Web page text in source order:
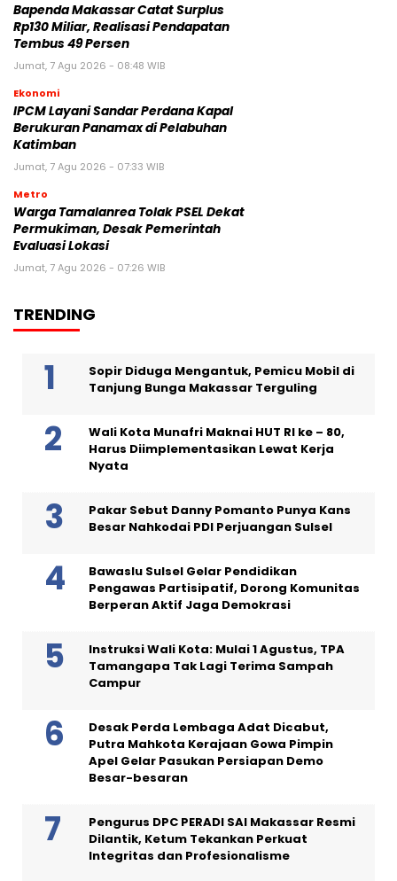
Bapenda Makassar Catat Surplus
Rp130 Miliar, Realisasi Pendapatan
Tembus 49 Persen
Jumat, 7 Agu 2026 - 08:48 WIB
Ekonomi
IPCM Layani Sandar Perdana Kapal
Berukuran Panamax di Pelabuhan
Katimban
Jumat, 7 Agu 2026 - 07:33 WIB
Metro
Warga Tamalanrea Tolak PSEL Dekat
Permukiman, Desak Pemerintah
Evaluasi Lokasi
Jumat, 7 Agu 2026 - 07:26 WIB
TRENDING
Sopir Diduga Mengantuk, Pemicu Mobil di
Tanjung Bunga Makassar Terguling
Wali Kota Munafri Maknai HUT RI ke – 80,
Harus Diimplementasikan Lewat Kerja
Nyata
Pakar Sebut Danny Pomanto Punya Kans
Besar Nahkodai PDI Perjuangan Sulsel
Bawaslu Sulsel Gelar Pendidikan
Pengawas Partisipatif, Dorong Komunitas
Berperan Aktif Jaga Demokrasi
Instruksi Wali Kota: Mulai 1 Agustus, TPA
Tamangapa Tak Lagi Terima Sampah
Campur
Desak Perda Lembaga Adat Dicabut,
Putra Mahkota Kerajaan Gowa Pimpin
Apel Gelar Pasukan Persiapan Demo
Besar-besaran
Pengurus DPC PERADI SAI Makassar Resmi
Dilantik, Ketum Tekankan Perkuat
Integritas dan Profesionalisme